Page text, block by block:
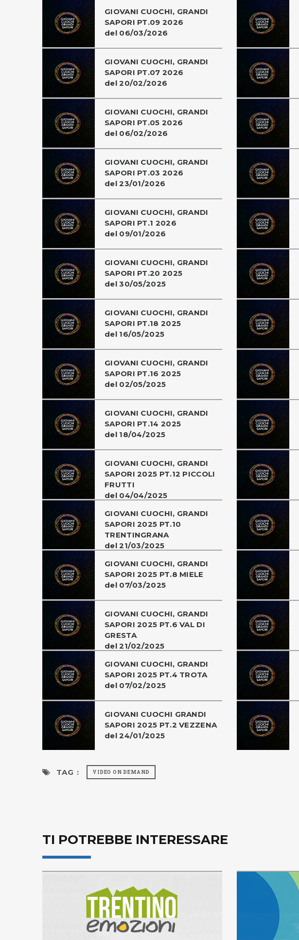
GIOVANI CUOCHI, GRANDI
SAPORI PT.09 2026
del 06/03/2026
GIOVANI CUOCHI, GRANDI
SAPORI PT.07 2026
del 20/02/2026
GIOVANI CUOCHI, GRANDI
SAPORI PT.05 2026
del 06/02/2026
GIOVANI CUOCHI, GRANDI
SAPORI PT.03 2026
del 23/01/2026
GIOVANI CUOCHI, GRANDI
SAPORI PT.1 2026
del 09/01/2026
GIOVANI CUOCHI, GRANDI
SAPORI PT.20 2025
del 30/05/2025
GIOVANI CUOCHI, GRANDI
SAPORI PT.18 2025
del 16/05/2025
GIOVANI CUOCHI, GRANDI
SAPORI PT.16 2025
del 02/05/2025
GIOVANI CUOCHI, GRANDI
SAPORI PT.14 2025
del 18/04/2025
GIOVANI CUOCHI, GRANDI
SAPORI 2025 PT.12 PICCOLI
FRUTTI
del 04/04/2025
GIOVANI CUOCHI, GRANDI
SAPORI 2025 PT.10
TRENTINGRANA
del 21/03/2025
GIOVANI CUOCHI, GRANDI
SAPORI 2025 PT.8 MIELE
del 07/03/2025
GIOVANI CUOCHI, GRANDI
SAPORI 2025 PT.6 VAL DI
GRESTA
del 21/02/2025
GIOVANI CUOCHI, GRANDI
SAPORI 2025 PT.4 TROTA
del 07/02/2025
GIOVANI CUOCHI GRANDI
SAPORI 2025 PT.2 VEZZENA
del 24/01/2025
TAG : VIDEO ON DEMAND
TI POTREBBE INTERESSARE